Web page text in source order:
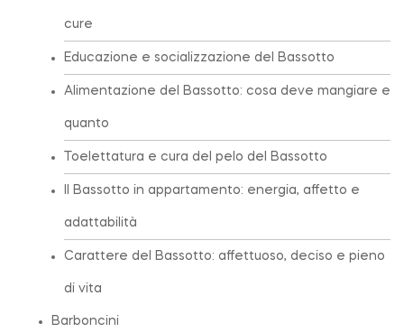
cure
Educazione e socializzazione del Bassotto
Alimentazione del Bassotto: cosa deve mangiare e
quanto
Toelettatura e cura del pelo del Bassotto
Il Bassotto in appartamento: energia, affetto e
adattabilità
Carattere del Bassotto: affettuoso, deciso e pieno
di vita
Barboncini